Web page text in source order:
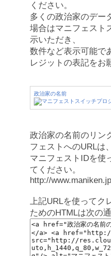
ください。
多くの政治家のデー
場合はマニフェスト
示いただき、
数件など表示可能で
レジットの表記をお
政治家の名前
政治家の名前のリン
フェストへのURLは、
マニフェストIDを使
てください。
http://
上記URLを使ってク
ためのHTMLは次の通